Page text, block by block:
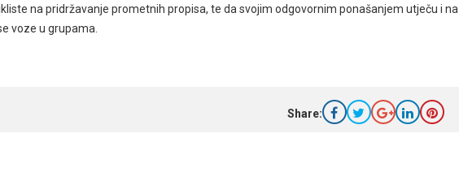
na pridržavanje prometnih propisa, te da svojim odgovornim ponašanjem utječu i na
voze u grupama.
Share: